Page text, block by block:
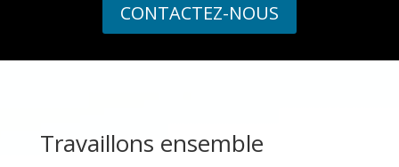
CONTACTEZ-NOUS
Travaillons ensemble